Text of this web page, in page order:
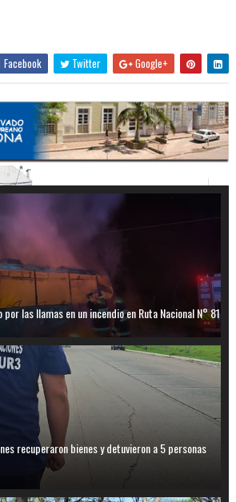
Facebook Twitter Google+
las llamas en un incendio en Ruta Nacional N° 81
recuperaron bienes y detuvieron a 5 personas